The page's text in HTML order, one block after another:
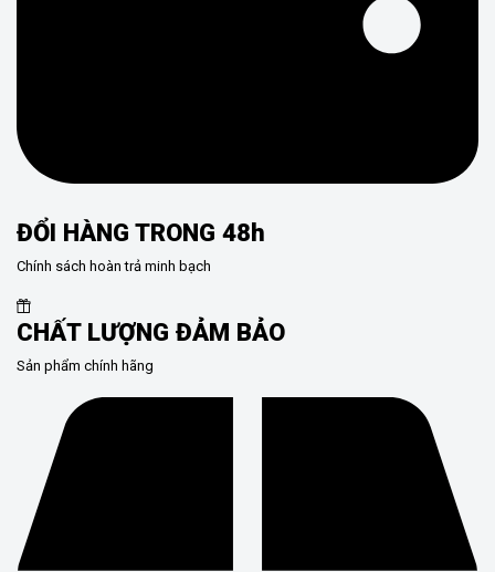
ĐỔI HÀNG TRONG 48h
Chính sách hoàn trả minh bạch
CHẤT LƯỢNG ĐẢM BẢO
Sản phẩm chính hãng